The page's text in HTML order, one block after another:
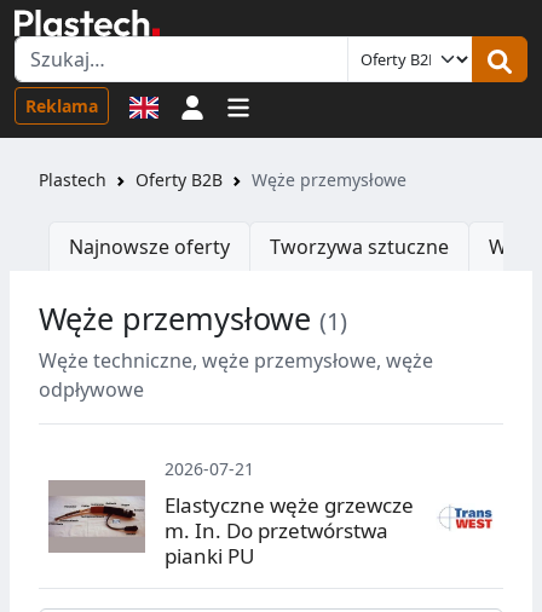
Reklama Logowanie
Plastech Oferty B2B Węże przemysłowe
Najnowsze oferty Tworzywa sztuczne
Węże przemysłowe (1)
Węże techniczne, węże przemysłowe, węże
odpływowe
2026-07-21
Elastyczne węże grzewcze
m. In. Do przetwórstwa
pianki PU